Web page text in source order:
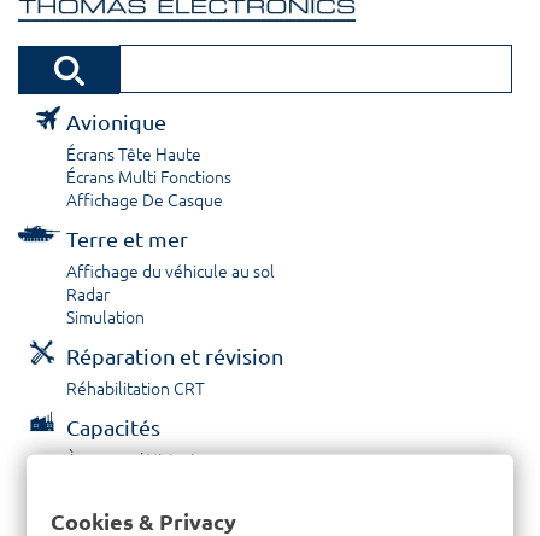
Avionique
Écrans Tête Haute
Écrans Multi Fonctions
Affichage De Casque
Terre et mer
Affichage du véhicule au sol
Radar
Simulation
Réparation et révision
Réhabilitation CRT
Capacités
À propos / Historique
Cookies & Privacy